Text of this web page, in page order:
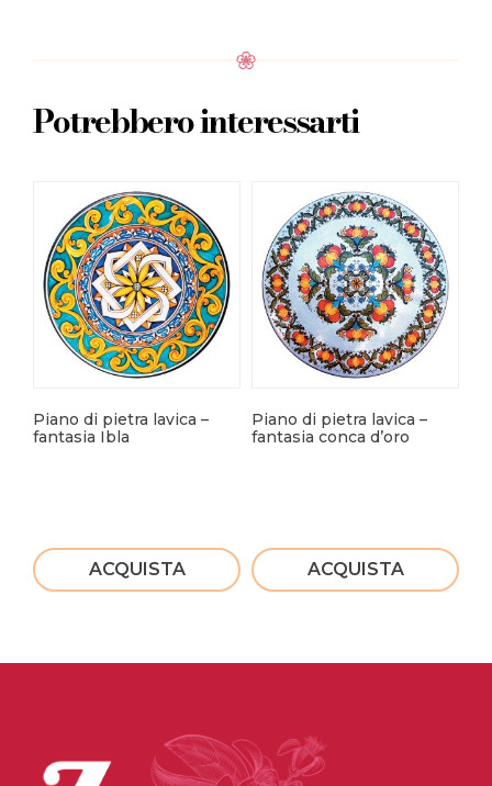
Potrebbero interessarti
Piano di pietra lavica –
fantasia Ibla
ACQUISTA
Piano di pietra lavica –
fantasia conca d’oro
ACQUISTA